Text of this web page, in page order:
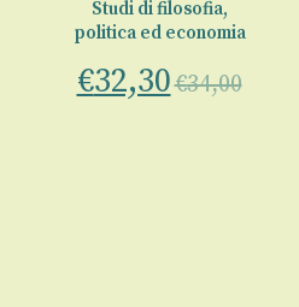
Studi di filosofia,
politica ed economia
€32,30€34,00